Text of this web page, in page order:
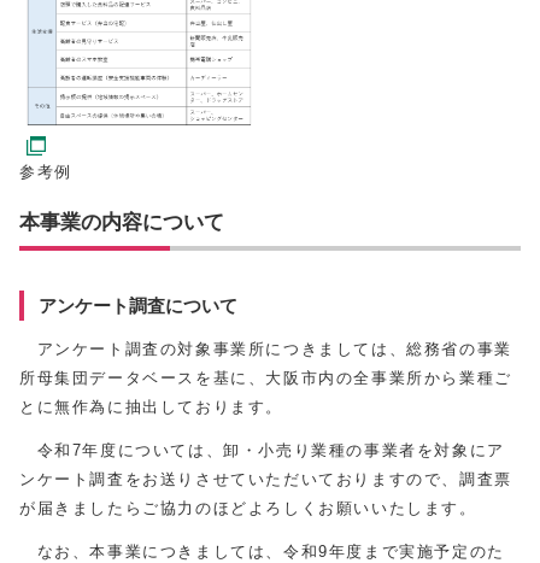
参考例
本事業の内容について
アンケート調査について
アンケート調査の対象事業所につきましては、総務省の事業
所母集団データベースを基に、大阪市内の全事業所から業種ご
とに無作為に抽出しております。
令和7年度については、卸・小売り業種の事業者を対象にア
ンケート調査をお送りさせていただいておりますので、調査票
が届きましたらご協力のほどよろしくお願いいたします。
なお、本事業につきましては、令和9年度まで実施予定のた